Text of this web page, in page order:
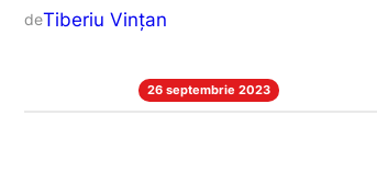
deTiberiu Vințan
26 septembrie 2023